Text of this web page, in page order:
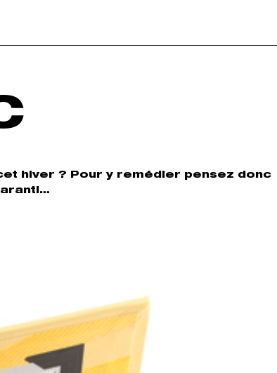
hiver ? Pour y remédier pensez donc